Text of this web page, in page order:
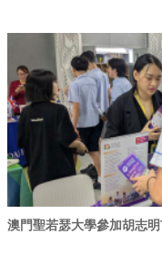
澳門聖若瑟大學參加胡志